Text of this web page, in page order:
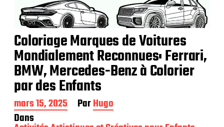
Coloriage Marques de Voitures
Mondialement Reconnues: Ferrari,
BMW, Mercedes-Benz à Colorier
par des Enfants
D
a
mars 15, 2025 ParHugo
Dans